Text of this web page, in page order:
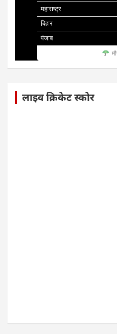
महाराष्ट्र
बिहार
पंजाब
लाइव क्रिकेट स्कोर